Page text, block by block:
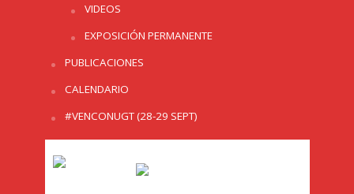
VIDEOS
EXPOSICIÓN PERMANENTE
PUBLICACIONES
CALENDARIO
#VENCONUGT (28-29 SEPT)